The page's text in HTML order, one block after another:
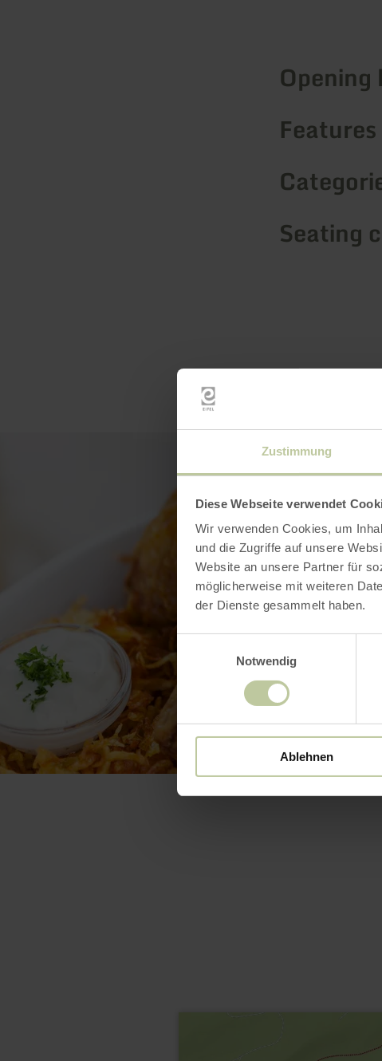
Zustimmung
Diese Webseite verwendet
Wir verwenden Cookies, um
und die Zugriffe auf unsere
Website an unsere Partner für
möglicherweise mit weiteren
der Dienste gesammelt haben.
Notwendig
Ablehnen
Opening
Seating